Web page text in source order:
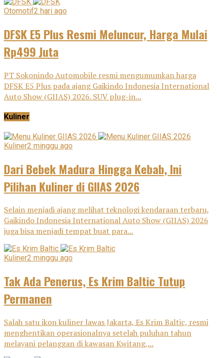
Otomotif2 hari ago
DFSK E5 Plus Resmi Meluncur, Harga Mulai
Rp499 Juta
PT Sokonindo Automobile resmi mengumumkan harga
DFSK E5 Plus pada ajang Gaikindo Indonesia International
Auto Show (GIIAS) 2026. SUV plug-in...
Kuliner
Kuliner2 minggu ago
Dari Bebek Madura Hingga Kebab, Ini
Pilihan Kuliner di GIIAS 2026
Selain menjadi ajang melihat teknologi kendaraan terbaru,
Gaikindo Indonesia International Auto Show (GIIAS) 2026
juga bisa menjadi tempat buat para...
Kuliner2 minggu ago
Tak Ada Penerus, Es Krim Baltic Tutup
Permanen
Salah satu ikon kuliner lawas Jakarta, Es Krim Baltic, resmi
menghentikan operasionalnya setelah puluhan tahun
melayani pelanggan di kawasan Kwitang,...